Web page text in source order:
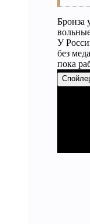
Бронза
У
без
пока